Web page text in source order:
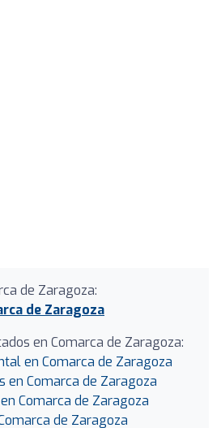
de Zaragoza:
de Zaragoza
en Comarca de Zaragoza:
en Comarca de Zaragoza
en Comarca de Zaragoza
Comarca de Zaragoza
de Zaragoza